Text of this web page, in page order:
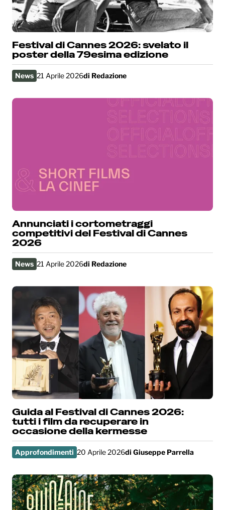
Festival di Cannes 2026: svelato il
poster della 79esima edizione
News 21 Aprile 2026di Redazione
Annunciati i cortometraggi
competitivi del Festival di Cannes
2026
News 21 Aprile 2026di Redazione
Guida al Festival di Cannes 2026:
tutti i film da recuperare in
occasione della kermesse
Approfondimenti 20 Aprile 2026di Giuseppe Parrella